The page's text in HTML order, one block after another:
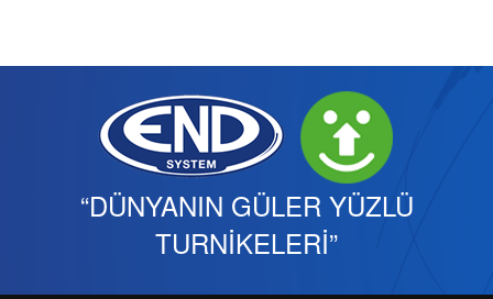
“DÜNYANIN GÜLER YÜZLÜ
TURNİKELERİ”